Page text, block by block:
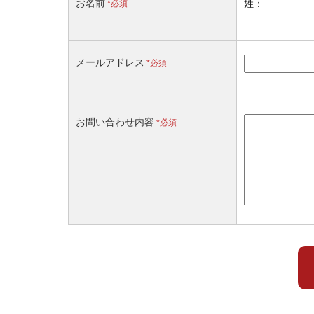
お名前 *必須 姓：
メールアドレス *必須
お問い合わせ内容 *必須